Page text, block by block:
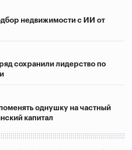
недвижимости с ИИ от
сохранили лидерство по
однушку на частный
капитал